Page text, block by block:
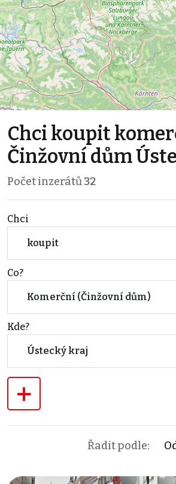
Chci koupit
Činžovní dům
Počet inzerátů32
Chci
koupit
Co?
Komerční (Činžovní dům)
Kde?
Ústecký kraj
+
Řadit podle: